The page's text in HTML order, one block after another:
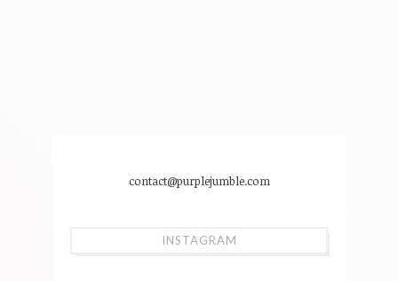
contact@purplejumble.com
INSTAGRAM